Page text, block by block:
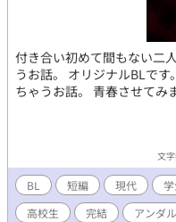
付き合い初めて間もない二
うお話。 オリジナルBLで
ちゃうお話。 青春させてみ
文
BL 短編 現代
高校生
完結 アンダ